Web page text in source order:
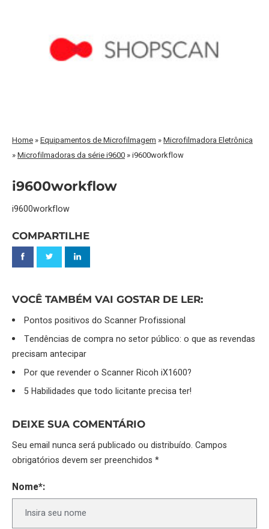
Home »Equipamentos de Microfilmagem »Microfilmadora Eletrônica
»Microfilmadoras da série i9600 »i9600workflow
i9600workflow
i9600workflow
COMPARTILHE
VOCÊ TAMBÉM VAI GOSTAR DE LER:
Pontos positivos do Scanner Profissional
Tendências de compra no setor público: o que as revendas
precisam antecipar
Por que revender o Scanner Ricoh iX1600?
5 Habilidades que todo licitante precisa ter!
DEIXE SUA COMENTÁRIO
Seu email nunca será publicado ou distribuído. Campos
obrigatórios devem ser preenchidos *
Nome*: